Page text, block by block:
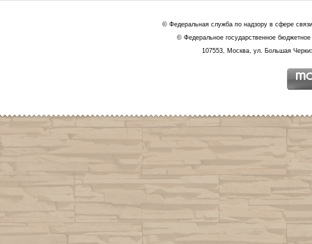
© Федеральная служба по надзору в сфере
© Федеральное государственное
107553, Москва, ул. Большая